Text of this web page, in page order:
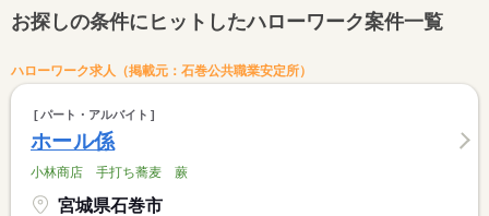
お探しの条件にヒットしたハローワーク案件一覧
ハローワーク求人（掲載元：石巻公共職業安定所）
パート・アルバイト
ホール係
小林商店 手打ち蕎麦 蕨
宮城県石巻市